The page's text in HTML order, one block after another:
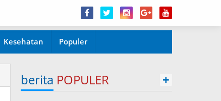
Kesehatan Populer
berita POPULER +